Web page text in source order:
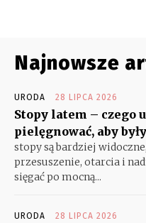
Najnowsze
URODA 28 LIPCA 2026
Stopy latem – czego
pielęgnować, aby
stopy są bardziej
przesuszenie, otarcia i
sięgać po mocną...
URODA 28 LIPCA 2026